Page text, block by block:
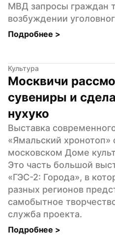
МВД запросы граждан
возбуждении
Подробнее >
Культура
Москвичи
сувениры и
нухуко
Выставка
«Ямальский хронотоп»
московском Доме
Это часть большой
«ГЭС-2: Города», в
разных регионов
самобытное
служба проекта.
Подробнее >